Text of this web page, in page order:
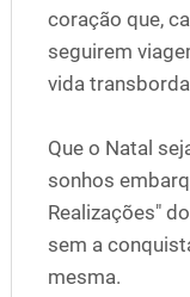
coração que,
seguirem
vida
Que o Natal
sonhos
Realizações"
sem a
mesma.